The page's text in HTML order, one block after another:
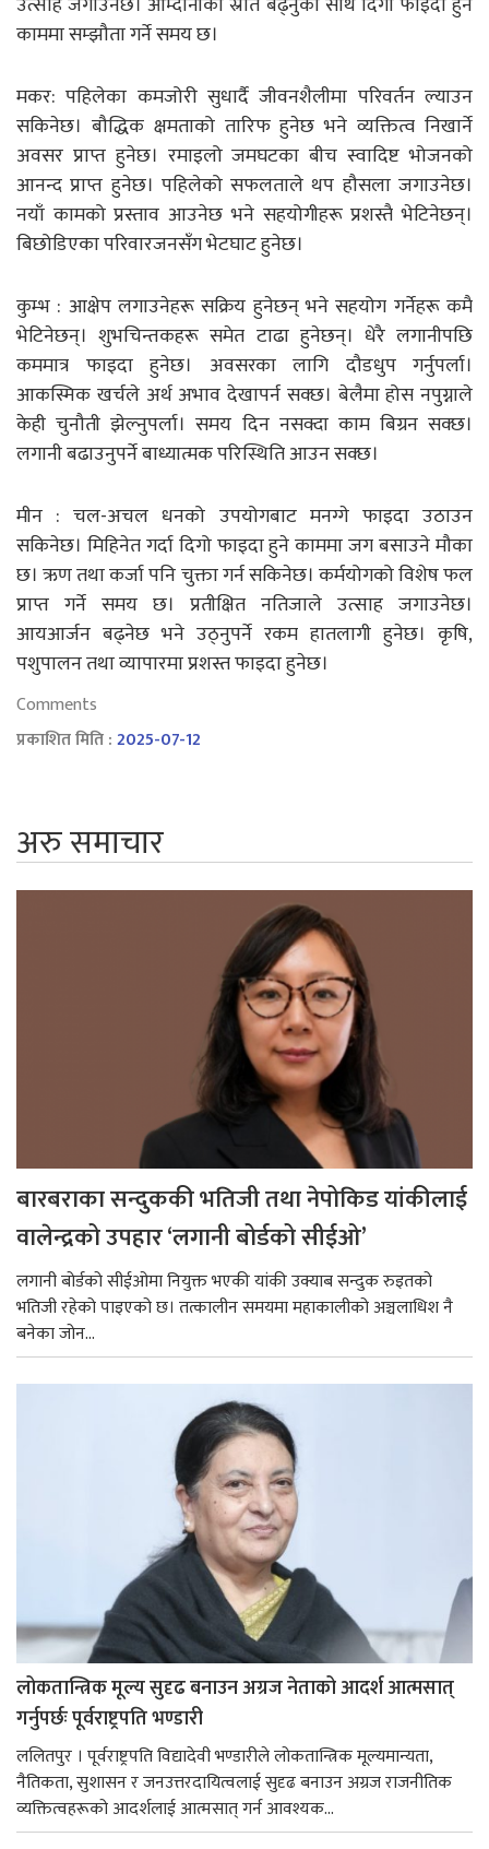
काममा सम्झौता गर्ने समय छ।
मकर: पहिलेका कमजोरी सुधार्दै जीवनशैलीमा परिवर्तन ल्याउन
सकिनेछ। बौद्धिक क्षमताको तारिफ हुनेछ भने व्यक्तित्व निखार्ने
अवसर प्राप्त हुनेछ। रमाइलो जमघटका बीच स्वादिष्ट भोजनको
आनन्द प्राप्त हुनेछ। पहिलेको सफलताले थप हौसला जगाउनेछ।
नयाँ कामको प्रस्ताव आउनेछ भने सहयोगीहरू प्रशस्तै भेटिनेछन्।
बिछोडिएका परिवारजनसँग भेटघाट हुनेछ।
कुम्भ : आक्षेप लगाउनेहरू सक्रिय हुनेछन् भने सहयोग गर्नेहरू कमै
भेटिनेछन्। शुभचिन्तकहरू समेत टाढा हुनेछन्। धेरै लगानीपछि
कममात्र फाइदा हुनेछ। अवसरका लागि दौडधुप गर्नुपर्ला।
आकस्मिक खर्चले अर्थ अभाव देखापर्न सक्छ। बेलैमा होस नपुग्नाले
केही चुनौती झेल्नुपर्ला। समय दिन नसक्दा काम बिग्रन सक्छ।
लगानी बढाउनुपर्ने बाध्यात्मक परिस्थिति आउन सक्छ।
मीन : चल-अचल धनको उपयोगबाट मनग्गे फाइदा उठाउन
सकिनेछ। मिहिनेत गर्दा दिगो फाइदा हुने काममा जग बसाउने मौका
छ। ऋण तथा कर्जा पनि चुक्ता गर्न सकिनेछ। कर्मयोगको विशेष फल
प्राप्त गर्ने समय छ। प्रतीक्षित नतिजाले उत्साह जगाउनेछ।
आयआर्जन बढ्नेछ भने उठ्नुपर्ने रकम हातलागी हुनेछ। कृषि,
पशुपालन तथा व्यापारमा प्रशस्त फाइदा हुनेछ।
Comments
प्रकाशित मिति :2025-07-12
अरु समाचार
बारबराका सन्दुककी भतिजी तथा नेपोकिड यांकीलाई
वालेन्द्रको उपहार ‘लगानी बोर्डको सीईओ’
लगानी बोर्डको सीईओमा नियुक्त भएकी यांकी उक्याब सन्दुक रुइतको
भतिजी रहेको पाइएको छ। तत्कालीन समयमा महाकालीको अञ्चलाधिश नै
बनेका जोन...
लोकतान्त्रिक मूल्य सुदृढ बनाउन अग्रज नेताको आदर्श आत्मसात्
गर्नुपर्छः पूर्वराष्ट्रपति भण्डारी
ललितपुर । पूर्वराष्ट्रपति विद्यादेवी भण्डारीले लोकतान्त्रिक मूल्यमान्यता,
नैतिकता, सुशासन र जनउत्तरदायित्वलाई सुदृढ बनाउन अग्रज राजनीतिक
व्यक्तित्वहरूको आदर्शलाई आत्मसात् गर्न आवश्यक...